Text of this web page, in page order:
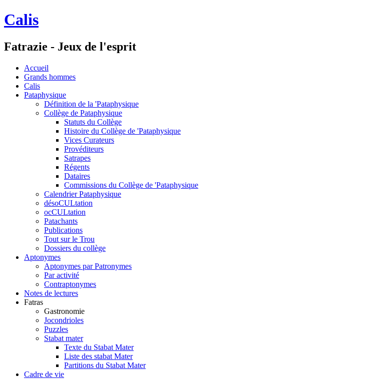
Calis
Fatrazie - Jeux de l'esprit
Accueil
Grands hommes
Calis
Pataphysique
Définition de la 'Pataphysique
Collège de Pataphysique
Statuts du Collège
Histoire du Collège de 'Pataphysique
Vices Curateurs
Provéditeurs
Satrapes
Régents
Dataires
Commissions du Collège de 'Pataphysique
Calendrier Pataphysique
désoCULtation
ocCULtation
Patachants
Publications
Tout sur le Trou
Dossiers du collège
Aptonymes
Aptonymes par Patronymes
Par activité
Contraptonymes
Notes de lectures
Fatras
Gastronomie
Jocondrioles
Puzzles
Stabat mater
Texte du Stabat Mater
Liste des stabat Mater
Partitions du Stabat Mater
Cadre de vie